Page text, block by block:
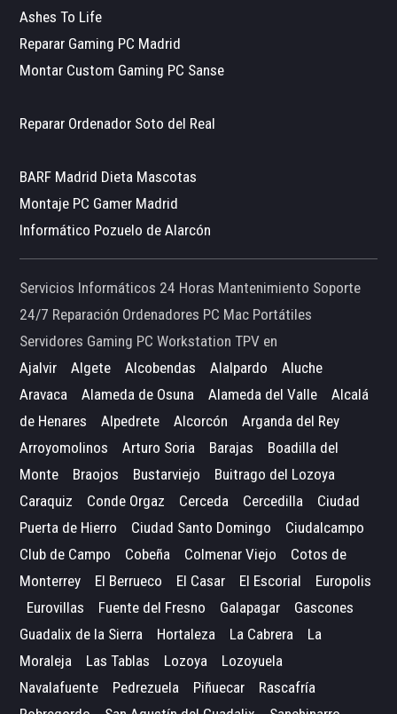
Ashes To Life
Reparar Gaming PC Madrid
Montar Custom Gaming PC Sanse
Reparar Ordenador Soto del Real
BARF Madrid Dieta Mascotas
Montaje PC Gamer Madrid
Informático Pozuelo de Alarcón
Servicios Informáticos 24 Horas Mantenimiento Soporte
24/7 Reparación Ordenadores PC Mac Portátiles
Servidores Gaming PC Workstation TPV en
Ajalvir
Algete Alcobendas Alalpardo
Aluche
Aravaca
Alameda de Osuna Alameda del Valle
Alcalá
de Henares
Alpedrete Alcorcón
Arganda del Rey
Arroyomolinos
Arturo Soria Barajas
Boadilla del
Monte
Braojos Bustarviejo
Buitrago del Lozoya
Caraquiz
Conde Orgaz Cerceda Cercedilla
Ciudad
Puerta de Hierro
Ciudad Santo Domingo
Ciudalcampo
Club de Campo
Cobeña Colmenar Viejo
Cotos de
Monterrey
El Berrueco El Casar El Escorial
Europolis
Eurovillas
Fuente del Fresno Galapagar
Gascones
Guadalix de la Sierra
Hortaleza La Cabrera
La
Moraleja
Las Tablas Lozoya
Lozoyuela
Navalafuente
Pedrezuela Piñuecar
Rascafría